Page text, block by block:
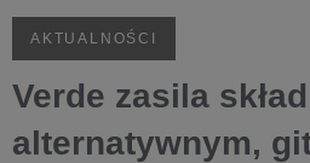
AKTUALNOŚCI
Verde zasila
alternatywnym,